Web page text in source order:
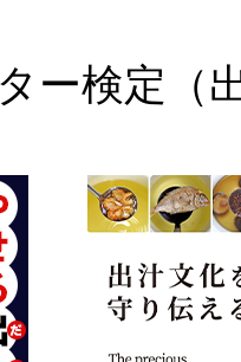
ー検定（